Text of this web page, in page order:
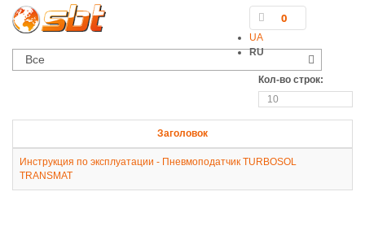
0
UA
RU
Все
Кол-во строк:
Заголовок
Инструкция по эксплуатации - Пневмоподатчик TURBOSOL
TRANSMAT